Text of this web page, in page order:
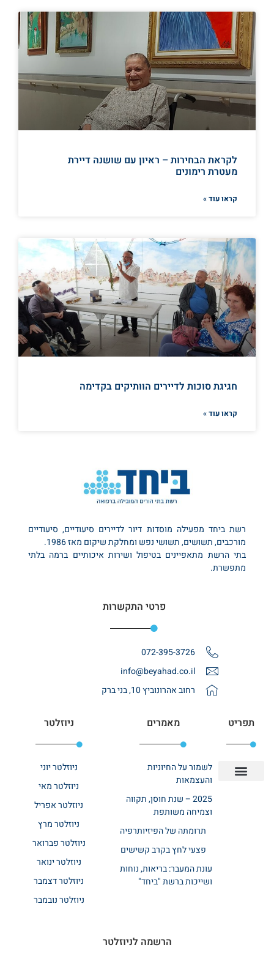
לקראת הבחירות – ראיון עם שושנה דיירת
מעטרת רימונים
קראו עוד »
חגיגת סוכות לדיירים הוותיקים בקדימה
קראו עוד »
רשת ביחד מפעילה מוסדות דיור לדיירים סיעודיים, סיעודיים
מורכבים, תשושים, תשושי נפש ומחלקת שיקום מאז 1986.
בתי הרשת מתאפיינים בטיפול ושירות איכותיים ברמה בלתי
מתפשרת.
פרטי התקשרות
072-395-3726
info@beyahad.co.il
רחוב אהרונוביץ 10, בני ברק
תפריט מאמרים
לשמור על החיוניות
והעצמאות
2025 – שנת חוסן, תקווה
וצמיחה משותפת
תרומתה של הפיזיותרפיה
פצעי לחץ בקרב קשישים
עונת המעבר: בריאות, נוחות
ושייכות ברשת "ביחד"
ניוזלטר
ניוזלטר יוני
ניוזלטר מאי
ניוזלטר אפריל
ניוזלטר מרץ
ניוזלטר פברואר
ניוזלטר ינואר
ניוזלטר דצמבר
ניוזלטר נובמבר
הרשמה לניוזלטר